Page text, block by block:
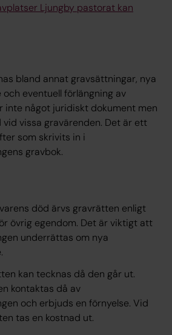
Ljungby pastorat kan
bland annat gravsättningar, nya
eventuell förlängning av
inte något juridiskt dokument men
vissa gravärenden. Det är ett
som skrivits in i
gravbok.
död ärvs gravrätten enligt
övrig egendom. Det är viktigt att
underrättas om nya
kan tecknas då den går ut.
kontaktas då av
och erbjuds en förnyelse. Vid
tas en kostnad ut.